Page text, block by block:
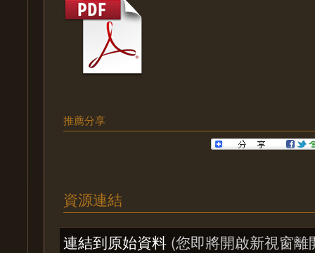
推薦分享
資源連結
連結到原始資料 (您即將開啟新視窗離